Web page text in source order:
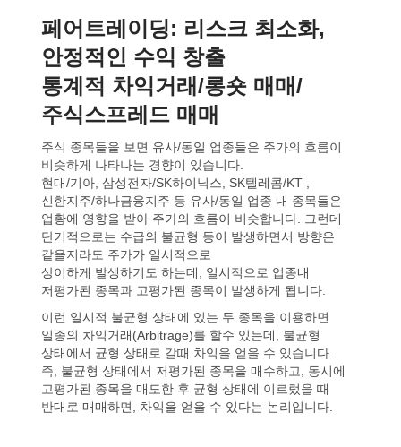
페어트레이딩: 리스크 최소화,
안정적인 수익 창출
통계적 차익거래/롱숏 매매/
주식스프레드 매매
주식 종목들을 보면 유사/동일 업종들은 주가의 흐름이
비슷하게 나타나는 경향이 있습니다.
현대/기아, 삼성전자/SK하이닉스, SK텔레콤/KT ,
신한지주/하나금융지주 등 유사/동일 업종 내 종목들은
업황에 영향을 받아 주가의 흐름이 비슷합니다. 그런데
단기적으로는 수급의 불균형 등이 발생하면서 방향은
같을지라도 주가가 일시적으로
상이하게 발생하기도 하는데, 일시적으로 업종내
저평가된 종목과 고평가된 종목이 발생하게 됩니다.
이런 일시적 불균형 상태에 있는 두 종목을 이용하면
일종의 차익거래(Arbitrage)를 할수 있는데, 불균형
상태에서 균형 상태로 갈때 차익을 얻을 수 있습니다.
즉, 불균형 상태에서 저평가된 종목을 매수하고, 동시에
고평가된 종목을 매도한 후 균형 상태에 이르렀을 때
반대로 매매하면, 차익을 얻을 수 있다는 논리입니다.